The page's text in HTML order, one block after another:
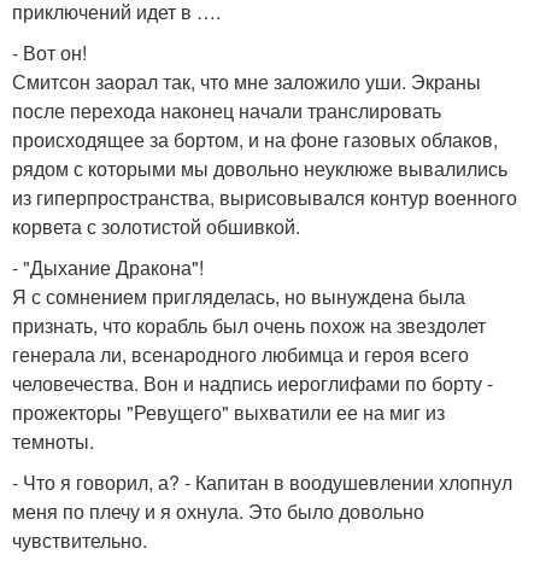
приключений идет в ….
- Вот он!
Смитсон заорал так, что мне заложило уши. Экраны
после перехода наконец начали транслировать
происходящее за бортом, и на фоне газовых облаков,
рядом с которыми мы довольно неуклюже вывалились
из гиперпространства, вырисовывался контур военного
корвета с золотистой обшивкой.
- "Дыхание Дракона"!
Я с сомнением пригляделась, но вынуждена была
признать, что корабль был очень похож на звездолет
генерала ли, всенародного любимца и героя всего
человечества. Вон и надпись иероглифами по борту -
прожекторы "Ревущего" выхватили ее на миг из
темноты.
- Что я говорил, а? - Капитан в воодушевлении хлопнул
меня по плечу и я охнула. Это было довольно
чувствительно.